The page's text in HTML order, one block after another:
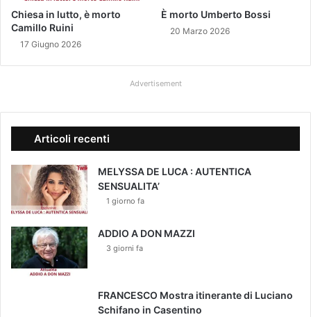
Chiesa in lutto, è morto
Camillo Ruini
17 Giugno 2026
È morto Umberto Bossi
20 Marzo 2026
Advertisement
Articoli recenti
MELYSSA DE LUCA : AUTENTICA
SENSUALITA’
1 giorno fa
ADDIO A DON MAZZI
3 giorni fa
FRANCESCO Mostra itinerante di Luciano
Schifano in Casentino